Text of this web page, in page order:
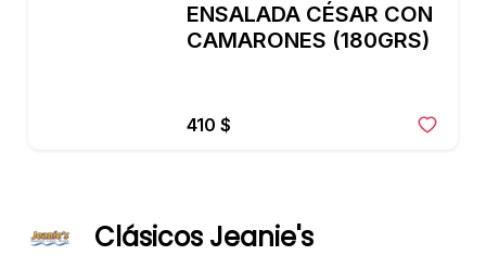
ENSALADA CÉSAR CON
CAMARONES (180GRS)
410 $
Clásicos Jeanie's